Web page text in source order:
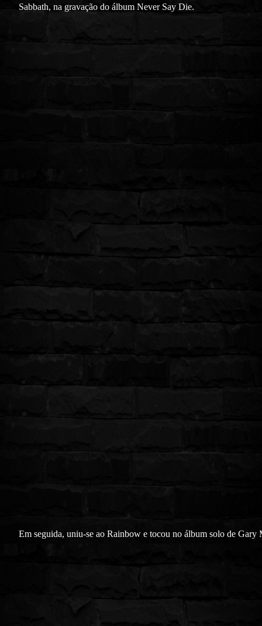
Sabbath, na gravação do álbum Never Say Die.
Em seguida, uniu-se ao Rainbow e tocou no álbum solo de Gary